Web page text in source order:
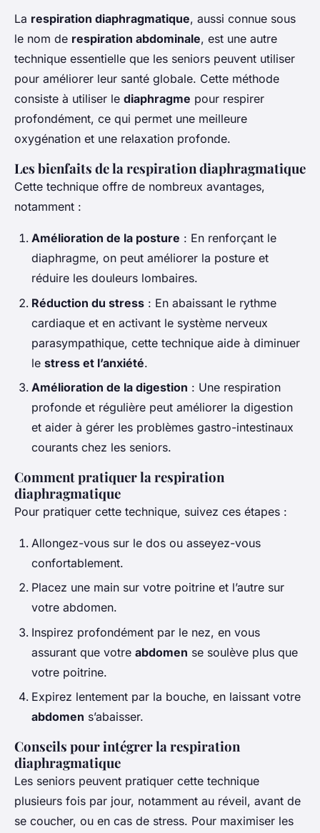
La respiration diaphragmatique, aussi connue sous
le nom de respiration abdominale, est une autre
technique essentielle que les seniors peuvent utiliser
pour améliorer leur santé globale. Cette méthode
consiste à utiliser le diaphragme pour respirer
profondément, ce qui permet une meilleure
oxygénation et une relaxation profonde.
Les bienfaits de la respiration diaphragmatique
Cette technique offre de nombreux avantages,
notamment :
Amélioration de la posture : En renforçant le
diaphragme, on peut améliorer la posture et
réduire les douleurs lombaires.
Réduction du stress : En abaissant le rythme
cardiaque et en activant le système nerveux
parasympathique, cette technique aide à diminuer
le stress et l’anxiété.
Amélioration de la digestion : Une respiration
profonde et régulière peut améliorer la digestion
et aider à gérer les problèmes gastro-intestinaux
courants chez les seniors.
Comment pratiquer la respiration
diaphragmatique
Pour pratiquer cette technique, suivez ces étapes :
Allongez-vous sur le dos ou asseyez-vous
confortablement.
Placez une main sur votre poitrine et l’autre sur
votre abdomen.
Inspirez profondément par le nez, en vous
assurant que votre abdomen se soulève plus que
votre poitrine.
Expirez lentement par la bouche, en laissant votre
abdomen s’abaisser.
Conseils pour intégrer la respiration
diaphragmatique
Les seniors peuvent pratiquer cette technique
plusieurs fois par jour, notamment au réveil, avant de
se coucher, ou en cas de stress. Pour maximiser les